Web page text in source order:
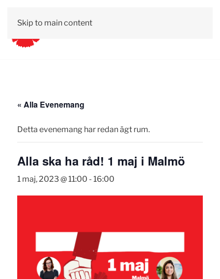
Skip to main content
« Alla Evenemang
Detta evenemang har redan ägt rum.
Alla ska ha råd! 1 maj i Malmö
1 maj, 2023 @ 11:00 - 16:00